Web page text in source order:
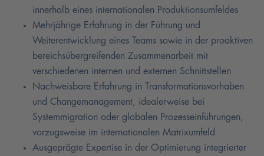
innerhalb eines internationalen Produktionsumfeldes
Mehrjährige Erfahrung in der Führung und
Weiterentwicklung eines Teams sowie in der proaktiven
bereichsübergreifenden Zusammenarbeit mit
verschiedenen internen und externen Schnittstellen
Nachweisbare Erfahrung in Transformationsvorhaben
und Changemanagement, idealerweise bei
Systemmigration oder globalen Prozesseinführungen,
vorzugsweise im internationalen Matrixumfeld
Ausgeprägte Expertise in der Optimierung integrierter